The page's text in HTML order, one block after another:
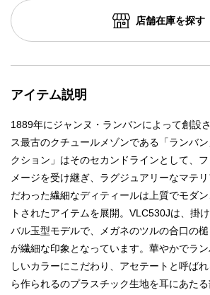
店舗在庫を探す
アイテム説明
1889年にジャンヌ・ランバンによって創設
ス最古のクチュールメゾンである「ランバ
クション」はそのセカンドラインとして、
メージを受け継ぎ、ラグジュアリーなマテ
だわった繊細なディティールは上質でモダ
トされたアイテムを展開。VLC530Jは、掛
バル玉型モデルで、メガネのツルの合口の
が繊細な印象となっています。華やかでラ
しいカラーにこだわり、アセテートと呼ば
ら作られるのプラスチック生地を耳にあた